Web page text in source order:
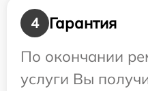
4
Гарантия
По окончании
услуги Вы